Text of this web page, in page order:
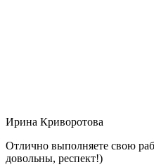
Ирина Криворотова
Отлично выполняете свою
довольны, респект!)